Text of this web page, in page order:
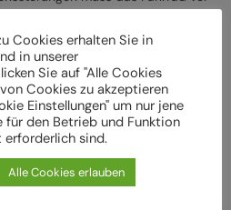
den
von einem Fachbetrieb
Gefährdungen, z. B.
Drehmomente (Nm) für die
Cookies erhalten Sie in
in unserer
Sie auf "Alle Cookies
Cookies zu akzeptieren
Einstellungen" um nur jene
für den Betrieb und Funktion
sind.
Alle Cookies erlauben